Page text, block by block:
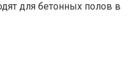
для бетонных полов в